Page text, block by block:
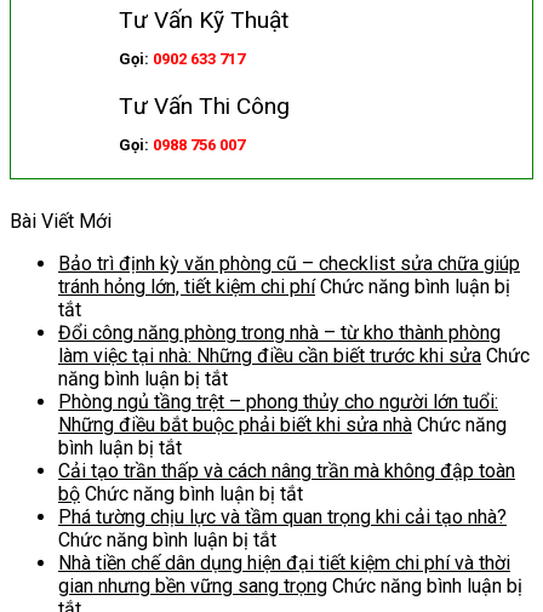
Tư Vấn Kỹ Thuật
Gọi: 0902 633 717
Tư Vấn Thi Công
Gọi: 0988 756 007
Bài Viết Mới
Bảo trì định kỳ văn phòng cũ – checklist sửa chữa giúp
tránh hỏng lớn, tiết kiệm chi phí Chức năng bình luận bị
tắtở
Bảo
trì
định
kỳ
văn
phòng
cũ
–
checklist
sửa
chữa
giúp
Đổi công năng phòng trong nhà – từ kho thành phòng
làm việc tại nhà: Những điều cần biết trước khi sửa Chức
năng bình luận bị tắtở
Đổi
công
phòng
trong
nhà
–
từ
kho
Phòng ngủ tầng trệt – phong thủy cho người lớn tuổi:
Những điều bắt buộc phải biết khi sửa nhà Chức năng
bình luận bị tắtở
Phòng
ngủ
tầng
trệt
–
phong
Cải tạo trần thấp và cách nâng trần mà không đập toàn
bộ Chức năng bình luận bị tắtở
Cải
trần
thấp
Phá tường chịu lực và tầm quan trọng khi cải tạo nhà?
Chức năng bình luận bị tắtở
Phá
tường
Nhà tiền chế dân dụng hiện đại tiết kiệm chi phí và thời
gian nhưng bền vững sang trọng Chức năng bình luận bị